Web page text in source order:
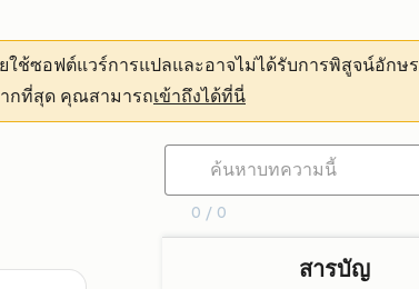
ใช้ซอฟต์แวร์การแปลและอาจไม่ได้รับการพิสูจน์อักษร
กที่สุด คุณสามารถเข้าถึงได้ที่นี่
0 / 0
สารบัญ